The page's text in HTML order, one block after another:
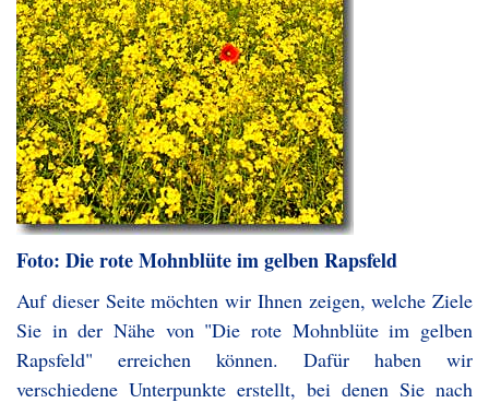
Foto: Die rote Mohnblüte im gelben Rapsfeld
Auf dieser Seite möchten wir Ihnen zeigen, welche Ziele
Sie in der Nähe von "Die rote Mohnblüte im gelben
Rapsfeld" erreichen können. Dafür haben wir
verschiedene Unterpunkte erstellt, bei denen Sie nach